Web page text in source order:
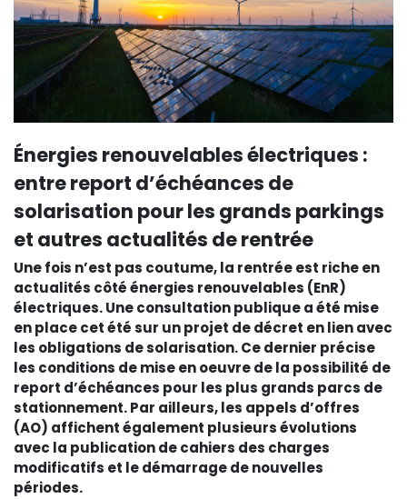
Énergies renouvelables électriques :
entre report d’échéances de
solarisation pour les grands parkings
et autres actualités de rentrée
Une fois n’est pas coutume, la rentrée est riche en
actualités côté énergies renouvelables (EnR)
électriques. Une consultation publique a été mise
en place cet été sur un projet de décret en lien avec
les obligations de solarisation. Ce dernier précise
les conditions de mise en oeuvre de la possibilité de
report d’échéances pour les plus grands parcs de
stationnement. Par ailleurs, les appels d’offres
(AO) affichent également plusieurs évolutions
avec la publication de cahiers des charges
modificatifs et le démarrage de nouvelles
périodes.